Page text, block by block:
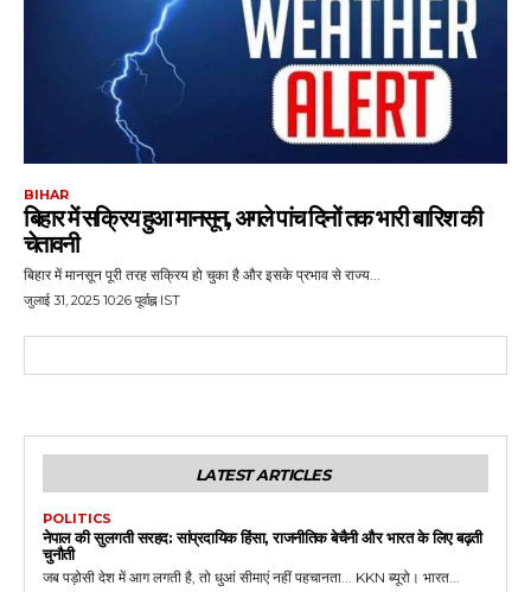
BIHAR
बिहार में सक्रिय हुआ मानसून, अगले पांच दिनों तक भारी बारिश की
चेतावनी
बिहार में मानसून पूरी तरह सक्रिय हो चुका है और इसके प्रभाव से राज्य...
जुलाई 31, 2025 10:26 पूर्वाह्न IST
LATEST ARTICLES
POLITICS
नेपाल की सुलगती सरहद: सांप्रदायिक हिंसा, राजनीतिक बेचैनी और भारत के लिए बढ़ती
चुनौती
जब पड़ोसी देश में आग लगती है, तो धुआं सीमाएं नहीं पहचानता... KKN ब्यूरो। भारत...